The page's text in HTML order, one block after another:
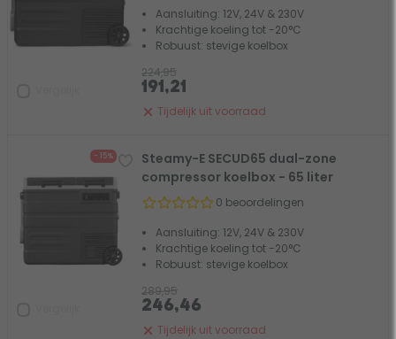
Aansluiting: 12V, 24V & 230V
Krachtige koeling tot -20°C
Robuust: stevige koelbox
Tijdelijk uit voorraad
224,95
191,21
- 15%
Steamy-E SECUD65 dual-zone
compressor koelbox - 65 liter
0 beoordelingen
Aansluiting: 12V, 24V & 230V
Krachtige koeling tot -20°C
Robuust: stevige koelbox
Tijdelijk uit voorraad
289,95
246,46